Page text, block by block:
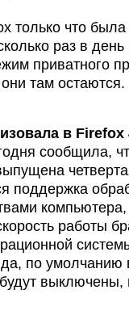
только что
раз в день
приватного
там остаются.
в Firefox
сообщила,
поддержка
компьютера,
работы
по умолчанию
выключены,